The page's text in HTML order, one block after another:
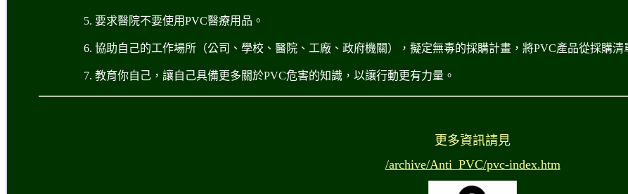
5. 要求醫院不要使用PVC醫療用品。
6. 協助自己的工作場所（公司、學校、醫院、工廠、政府機關），擬定無毒的採購計畫，將PVC產品從採購清
7. 教育你自己，讓自己具備更多關於PVC危害的知識，以讓行動更有力量。
更多資訊請見
/archive/Anti_PVC/pvc-index.htm